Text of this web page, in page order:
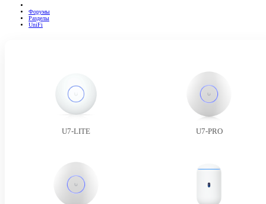
Форумы
Разделы
UniFi
U7-LITE U7-PRO